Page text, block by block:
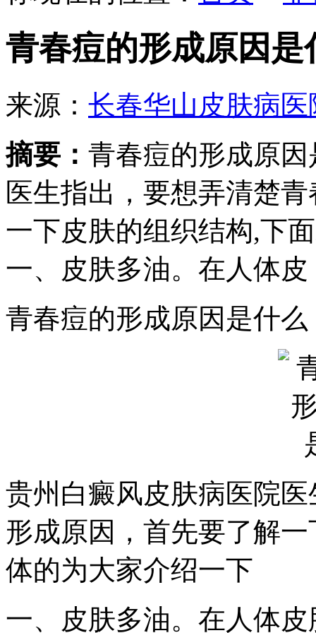
青春痘的形成原因是
来源： 长春华山皮肤病医
摘要： 青春痘的形成原
医生指出，要想弄清楚
一下皮肤的组织结构,下
一、皮肤多油。在人体皮
青春痘的形成原因是什么
贵州白癜风皮肤病医院
形成原因，首先要了解
体的为大家介绍一下
一、皮肤多油。在人体